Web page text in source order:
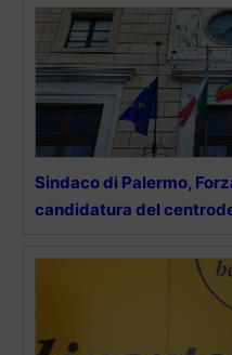
Sindaco di Palermo,
candidatura del